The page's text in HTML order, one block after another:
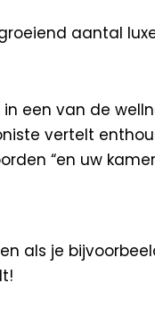
aantal
een van de
vertelt
“en uw
als je